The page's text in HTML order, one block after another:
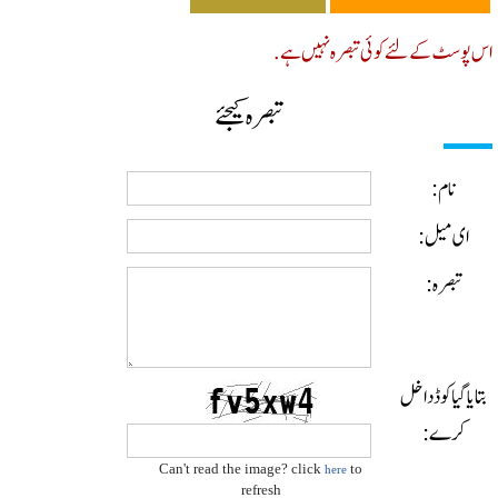
کے لئے کوئی تبصرہ نہیں ہے.
تبصرہ کیجئے
نام:
ای میل:
تبصرہ:
گیا کوڈ داخل
کرے:
Can't read the image? clickhere
refresh